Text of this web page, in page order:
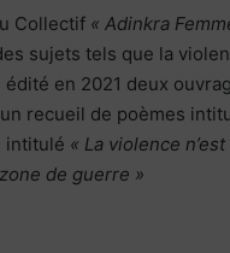
Collectif « Adinkra
sujets tels que la
édité en 2021 deux
recueil de poèmes
intitulé « La violence
de guerre »